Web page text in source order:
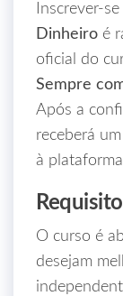
Inscrever-
Dinheiro é
oficial do
Sempre
Após a
receberá
à
O curso é
desejam